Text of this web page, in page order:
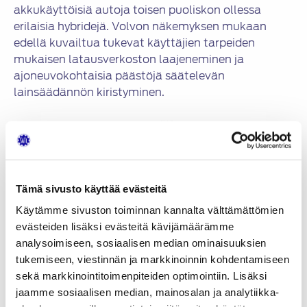
Tämä sivusto käyttää evästeitä
Käytämme sivuston toiminnan kannalta välttämättömien
evästeiden lisäksi evästeitä kävijämäärämme
analysoimiseen, sosiaalisen median ominaisuuksien
tukemiseen, viestinnän ja markkinoinnin kohdentamiseen
sekä markkinointitoimenpiteiden optimointiin. Lisäksi
jaamme sosiaalisen median, mainosalan ja analytiikka-
akkukäyttöisiä autoja toisen puoliskon ollessa
erilaisia hybridejä. Volvon näkemyksen mukaan
edellä kuvailtua tukevat käyttäjien tarpeiden
mukaisen latausverkoston laajeneminen ja
ajoneuvokohtaisia päästöjä säätelevän
lainsäädännön kiristyminen.
Bensiinikäyttöinen Volvo B420T6-